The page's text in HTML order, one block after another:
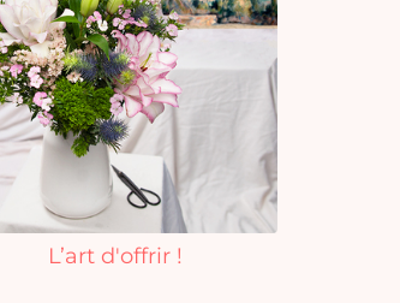
L’art d'offrir !